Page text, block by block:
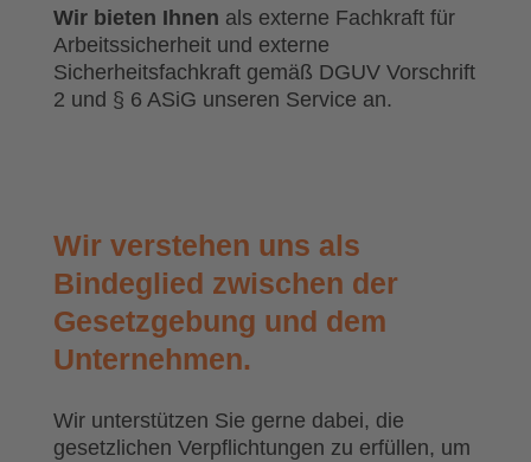
Wir bieten Ihnen als externe Fachkraft für
Arbeitssicherheit und externe
Sicherheitsfachkraft gemäß DGUV Vorschrift
2 und § 6 ASiG unseren Service an.
Wir verstehen uns als
Bindeglied zwischen der
Gesetzgebung und dem
Unternehmen.
Wir unterstützen Sie gerne dabei, die
gesetzlichen Verpflichtungen zu erfüllen, um